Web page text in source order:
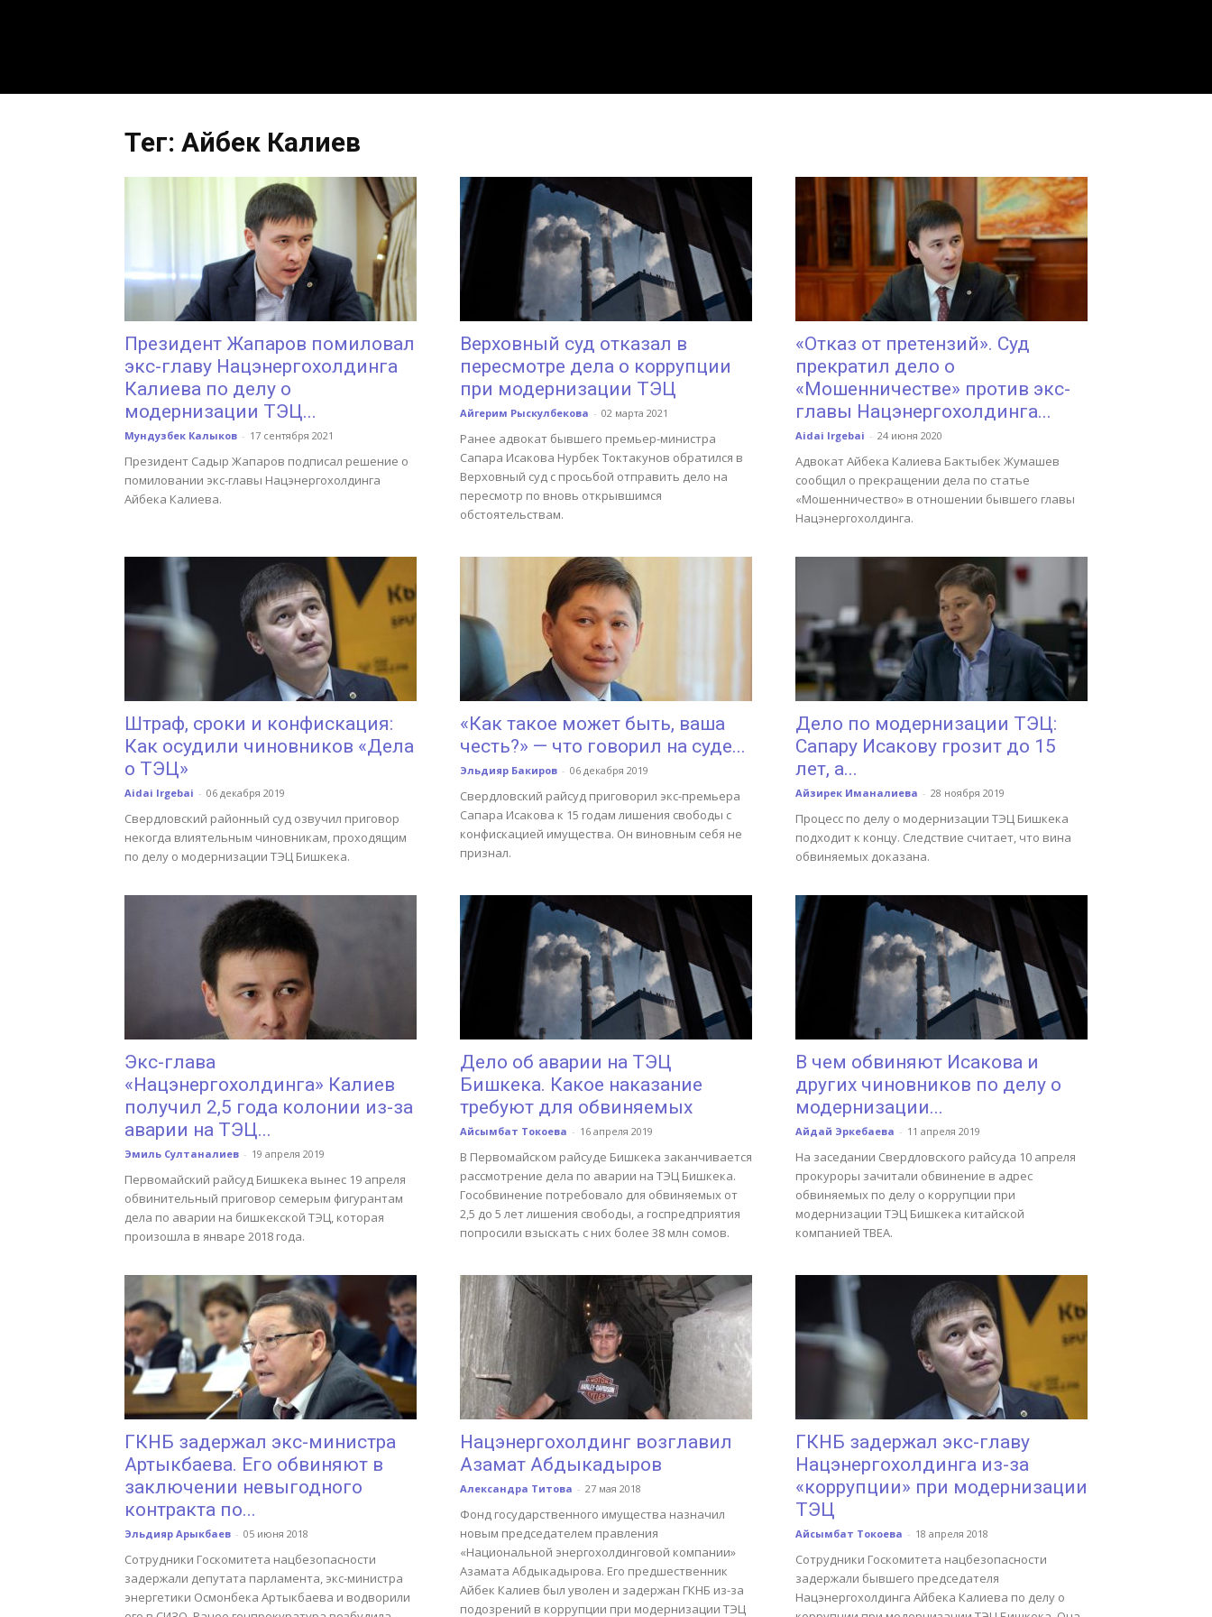
Тег: Айбек Калиев
Президент Жапаров помиловал
экс-главу Нацэнергохолдинга
Калиева по делу о
модернизации ТЭЦ...
Мундузбек Калыков - 17 сентября 2021
Президент Садыр Жапаров подписал решение о
помиловании экс-главы Нацэнергохолдинга
Айбека Калиева.
Верховный суд отказал в
пересмотре дела о коррупции
при модернизации ТЭЦ
Айгерим Рыскулбекова - 02 марта 2021
Ранее адвокат бывшего премьер-министра
Сапара Исакова Нурбек Токтакунов обратился в
Верховный суд с просьбой отправить дело на
пересмотр по вновь открывшимся
обстоятельствам.
«Отказ от претензий». Суд
прекратил дело о
«Мошенничестве» против экс-
главы Нацэнергохолдинга...
Aidai Irgebai - 24 июня 2020
Адвокат Айбека Калиева Бактыбек Жумашев
сообщил о прекращении дела по статье
«Мошенничество» в отношении бывшего главы
Нацэнергохолдинга.
Штраф, сроки и конфискация:
Как осудили чиновников «Дела
о ТЭЦ»
Aidai Irgebai - 06 декабря 2019
Свердловский районный суд озвучил приговор
некогда влиятельным чиновникам, проходящим
по делу о модернизации ТЭЦ Бишкека.
«Как такое может быть, ваша
честь?» — что говорил на суде...
Эльдияр Бакиров - 06 декабря 2019
Свердловский райсуд приговорил экс-премьера
Сапара Исакова к 15 годам лишения свободы с
конфискацией имущества. Он виновным себя не
признал.
Дело по модернизации ТЭЦ:
Сапару Исакову грозит до 15
лет, а...
Айзирек Иманалиева - 28 ноября 2019
Процесс по делу о модернизации ТЭЦ Бишкека
подходит к концу. Следствие считает, что вина
обвиняемых доказана.
Экс-глава
«Нацэнергохолдинга» Калиев
получил 2,5 года колонии из-за
аварии на ТЭЦ...
Эмиль Султаналиев - 19 апреля 2019
Первомайский райсуд Бишкека вынес 19 апреля
обвинительный приговор семерым фигурантам
дела по аварии на бишкекской ТЭЦ, которая
произошла в январе 2018 года.
Дело об аварии на ТЭЦ
Бишкека. Какое наказание
требуют для обвиняемых
Айсымбат Токоева - 16 апреля 2019
В Первомайском райсуде Бишкека заканчивается
рассмотрение дела по аварии на ТЭЦ Бишкека.
Гособвинение потребовало для обвиняемых от
2,5 до 5 лет лишения свободы, а госпредприятия
попросили взыскать с них более 38 млн сомов.
В чем обвиняют Исакова и
других чиновников по делу о
модернизации...
Айдай Эркебаева - 11 апреля 2019
На заседании Свердловского райсуда 10 апреля
прокуроры зачитали обвинение в адрес
обвиняемых по делу о коррупции при
модернизации ТЭЦ Бишкека китайской
компанией ТВЕА.
ГКНБ задержал экс-министра
Артыкбаева. Его обвиняют в
заключении невыгодного
контракта по...
Эльдияр Арыкбаев - 05 июня 2018
Сотрудники Госкомитета нацбезопасности
задержали депутата парламента, экс-министра
энергетики Осмонбека Артыкбаева и водворили
Нацэнергохолдинг возглавил
Азамат Абдыкадыров
Александра Титова - 27 мая 2018
Фонд государственного имущества назначил
новым председателем правления
«Национальной энергохолдинговой компании»
Азамата Абдыкадырова. Его предшественник
Айбек Калиев был уволен и задержан ГКНБ из-за
подозрений в коррупции при модернизации ТЭЦ
ГКНБ задержал экс-главу
Нацэнергохолдинга из-за
«коррупции» при модернизации
ТЭЦ
Айсымбат Токоева - 18 апреля 2018
Сотрудники Госкомитета нацбезопасности
задержали бывшего председателя
Нацэнергохолдинга Айбека Калиева по делу о